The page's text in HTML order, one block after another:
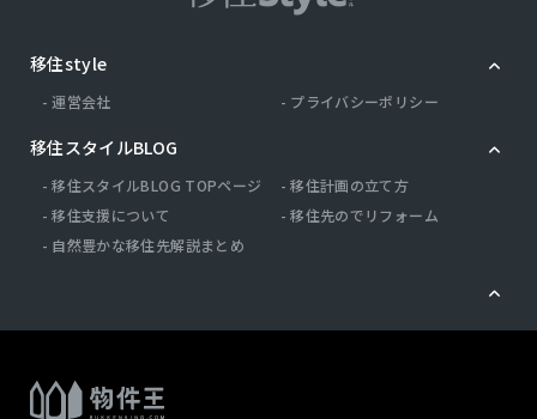
移住style
運営会社 プライバシーポリシー
移住スタイルBLOG
移住スタイルBLOG TOPページ
移住計画の立て方
移住支援について
移住先のでリフォーム
自然豊かな移住先解説まとめ